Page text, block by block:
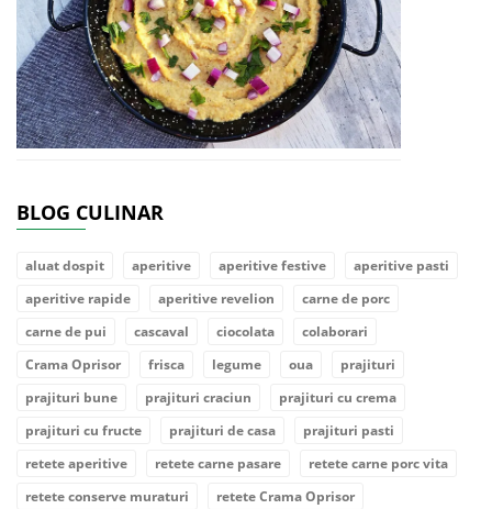
BLOG CULINAR
aluat dospit aperitive aperitive festive
aperitive pasti
aperitive rapide
aperitive revelion
carne de porc
carne de pui
cascaval ciocolata
colaborari
Crama Oprisor
frisca legume oua
prajituri
prajituri bune
prajituri craciun
prajituri cu crema
prajituri cu fructe
prajituri de casa
prajituri pasti
retete aperitive
retete carne pasare
retete carne porc vita
retete conserve muraturi
retete Crama Oprisor